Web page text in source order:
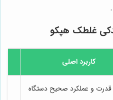
غلطک هپکو
کاربرد اصلی
قدرت و عملکرد صحیح دستگاه